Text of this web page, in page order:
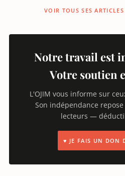
VOIR TOUS SES
Notre travail est
Votre soutien
L'OJIM vous informe sur
Son indépendance
lecteurs —
♥ JE FAIS UN DON